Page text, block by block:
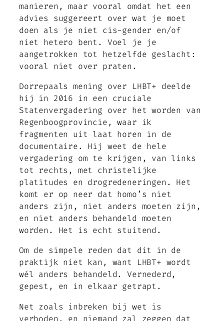
manieren, maar vooral omdat het een
advies suggereert over wat je moet
doen als je niet cis-gender en/of
niet hetero bent. Voel je je
aangetrokken tot hetzelfde geslacht:
vooral niet over praten.
Dorrepaals mening over LHBT+ deelde
hij in 2016 in een cruciale
Statenvergadering over het worden van
Regenboogprovincie, waar ik
fragmenten uit laat horen in de
documentaire. Hij weet de hele
vergadering om te krijgen, van links
tot rechts, met christelijke
platitudes en drogredeneringen. Het
komt er op neer dat homo’s niet
anders zijn, niet anders moeten zijn,
en niet anders behandeld moeten
worden. Het is echt stuitend.
Om de simpele reden dat dit in de
praktijk niet kan, want LHBT+ wordt
wél anders behandeld. Vernederd,
gepest, en in elkaar getrapt.
Net zoals inbreken bij wet is
verboden, en niemand zal zeggen dat